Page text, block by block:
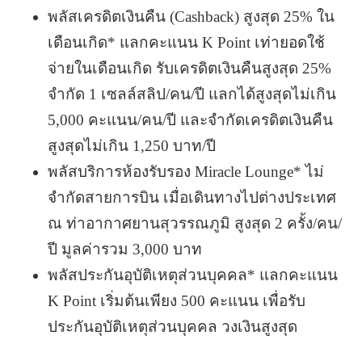
พลัสเครดิตเงินคืน (Cashback) สูงสุด 25% ใน
เดือนเกิด* แลกคะแนน K Point เท่ายอดใช้
จ่ายในเดือนเกิด รับเครดิตเงินคืนสูงสุด 25%
จำกัด 1 เซลล์สลิป/คน/ปี แลกได้สูงสุดไม่เกิน
5,000 คะแนน/คน/ปี และจำกัดเครดิตเงินคืน
สูงสุดไม่เกิน 1,250 บาท/ปี
พลัสบริการห้องรับรอง Miracle Lounge* ไม่
จำกัดสายการบิน เมื่อเดินทางไปต่างประเทศ
ณ ท่าอากาศยานสุวรรณภูมิ สูงสุด 2 ครั้ง/คน/
ปี มูลค่ารวม 3,000 บาท
พลัสประกันอุบัติเหตุส่วนบุคคล* แลกคะแนน
K Point เริ่มต้นเพียง 500 คะแนน เพื่อรับ
ประกันอุบัติเหตุส่วนบุคคล วงเงินสูงสุด